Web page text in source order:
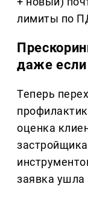
лимиты по
даже
Теперь
оценка
заявка ушла